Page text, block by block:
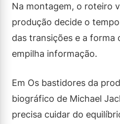
Na montagem, o roteiro
produção decide o
das transições e a forma
empilha informação.
Em Os bastidores da
biográfico de Michael
precisa cuidar do